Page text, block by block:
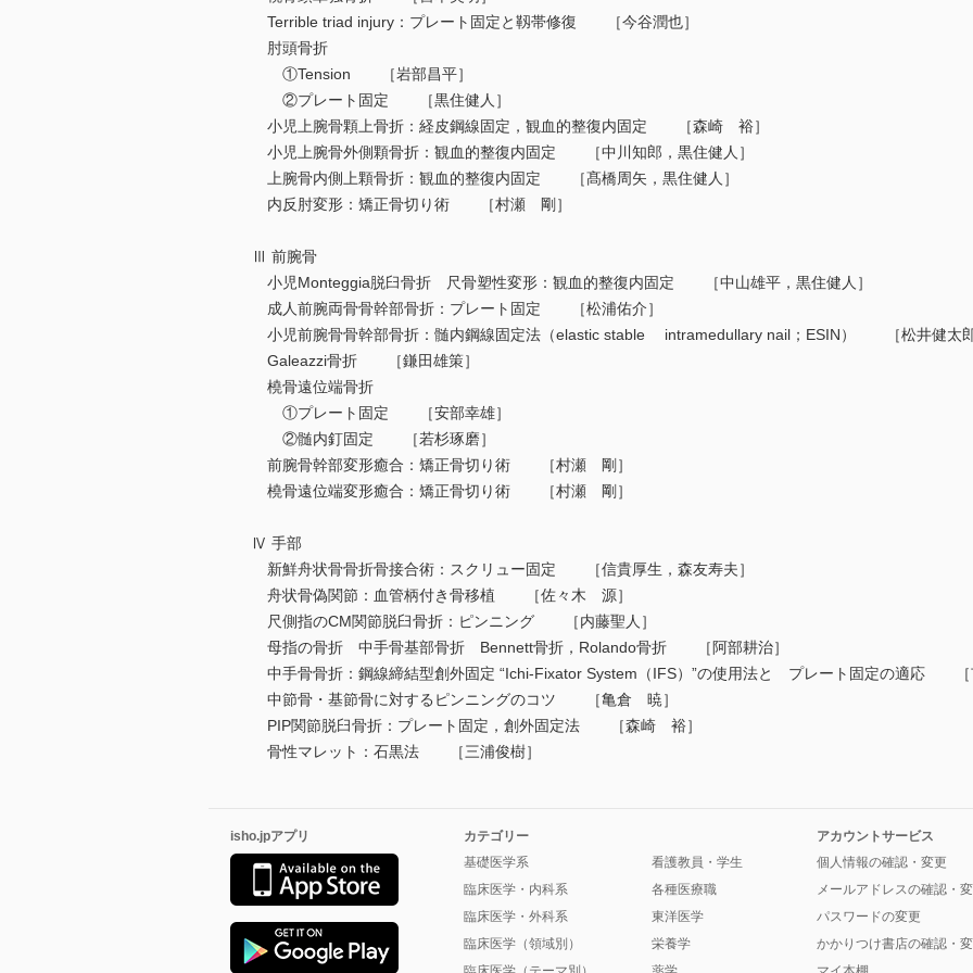
Terrible triad injury：プレート固定と靱帯修復 ［今谷潤也］
肘頭骨折
①Tension ［岩部昌平］
②プレート固定 ［黒住健人］
小児上腕骨顆上骨折：経皮鋼線固定，観血的整復内固定 ［森崎 裕］
小児上腕骨外側顆骨折：観血的整復内固定 ［中川知郎，黒住健人］
上腕骨内側上顆骨折：観血的整復内固定 ［髙橋周矢，黒住健人］
内反肘変形：矯正骨切り術 ［村瀬 剛］
Ⅲ 前腕骨
小児Monteggia脱臼骨折 尺骨塑性変形：観血的整復内固定 ［中山雄平，黒住健人］
成人前腕両骨骨幹部骨折：プレート固定 ［松浦佑介］
小児前腕骨骨幹部骨折：髄内鋼線固定法（elastic stable intramedullary nail；ESIN） ［松井健太
Galeazzi骨折 ［鎌田雄策］
橈骨遠位端骨折
①プレート固定 ［安部幸雄］
②髄内釘固定 ［若杉琢磨］
前腕骨幹部変形癒合：矯正骨切り術 ［村瀬 剛］
橈骨遠位端変形癒合：矯正骨切り術 ［村瀬 剛］
Ⅳ 手部
新鮮舟状骨骨折骨接合術：スクリュー固定 ［信貴厚生，森友寿夫］
舟状骨偽関節：血管柄付き骨移植 ［佐々木 源］
尺側指のCM関節脱臼骨折：ピンニング ［内藤聖人］
母指の骨折 中手骨基部骨折 Bennett骨折，Rolando骨折 ［阿部耕治］
中手骨骨折：鋼線締結型創外固定 “Ichi-Fixator System（IFS）”の使用法と プレート固定の適応 ［
中節骨・基節骨に対するピンニングのコツ ［亀倉 暁］
PIP関節脱臼骨折：プレート固定，創外固定法 ［森崎 裕］
骨性マレット：石黒法 ［三浦俊樹］
isho.jpアプリ
カテゴリー
基礎医学系
臨床医学・内科系
臨床医学・外科系
臨床医学（領域別）
看護教員・学生
各種医療職
東洋医学
栄養学
アカウントサービス
個人情報の確認・変更
メールアドレスの確認・
パスワードの変更
かかりつけ書店の確認・